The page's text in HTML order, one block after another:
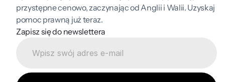
przystępne cenowo, zaczynając od Anglii i Walii. Uzyskaj
pomoc prawną już teraz.
Zapisz się do newslettera